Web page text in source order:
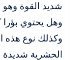
شديد القوة وهو
وهل يحتوي
وكذلك نوع هذه
الحشرية شديدة